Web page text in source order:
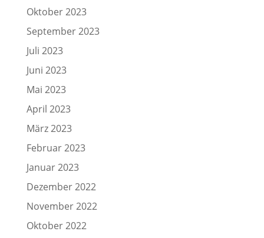
Oktober 2023
September 2023
Juli 2023
Juni 2023
Mai 2023
April 2023
März 2023
Februar 2023
Januar 2023
Dezember 2022
November 2022
Oktober 2022